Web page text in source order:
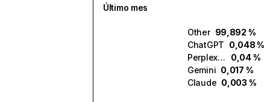
Último mes
Other 99,892 %
ChatGPT 0,048 %
Perplexity
0,04 %
Gemini 0,017 %
Claude 0,003 %